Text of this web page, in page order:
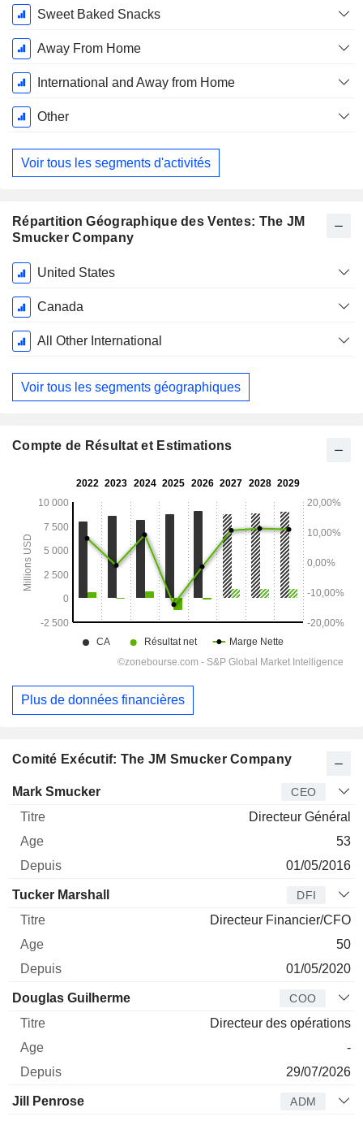
Sweet Baked Snacks
Away From Home
International and Away from Home
Other
Voir tous les segments d'activités
Répartition Géographique des Ventes: The JM
Smucker Company
Période
Fiscale:
Avril
United States
Canada
All Other International
Voir tous les segments géographiques
Comité Exécutif: The JM Smucker Company
Dirigeant Titre
Mark Smucker CEO
Directeur Général
53
01/05/2016
Tucker Marshall DFI
Directeur Financier/CFO
50
01/05/2020
Douglas Guilherme COO
Directeur des opérations
-
29/07/2026
Jill Penrose ADM
Compte de Résultat et Estimations
Plus de données financières